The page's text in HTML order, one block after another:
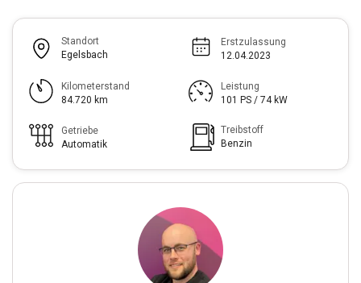
Standort
Egelsbach
Erstzulassung
12.04.2023
Kilometerstand
84.720 km
Leistung
101 PS / 74 kW
Getriebe
Automatik
Treibstoff
Benzin